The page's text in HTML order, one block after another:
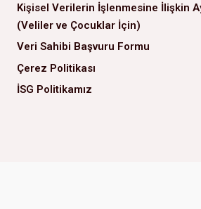
Kişisel Verilerin İşlenmesine İlişkin
(Veliler ve Çocuklar İçin)
Veri Sahibi Başvuru Formu
Çerez Politikası
İSG Politikamız